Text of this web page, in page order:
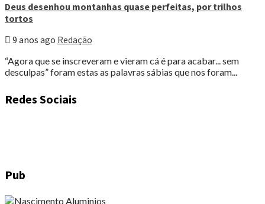
Deus desenhou montanhas quase perfeitas, por trilhos
tortos
9 anos ago Redação
“Agora que se inscreveram e vieram cá é para acabar... sem
desculpas” foram estas as palavras sábias que nos foram...
Redes Sociais
Pub